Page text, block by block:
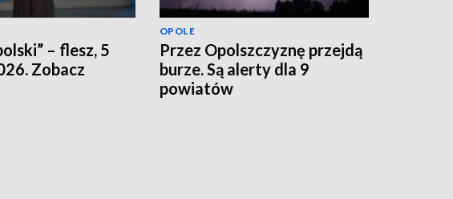
– flesz, 5
Zobacz
OPOLE
Przez Opolszczyznę przejdą
burze. Są alerty dla 9
powiatów